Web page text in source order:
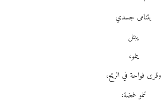
يتنامى جسدي
يبتل
ينمو،
وقرى فواحة في الريح،
تنمو غضة،